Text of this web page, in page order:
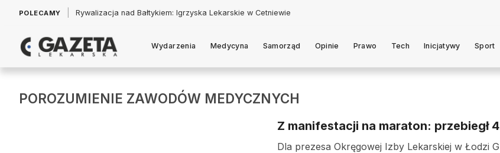
POLECAMY Łukasz Jankowski: Politycy w pogoni za króliczkiem
Wydarzenia Medycyna Samorząd Opinie Prawo Tech Inicjatywy Sport
POROZUMIENIE ZAWODÓW MEDYCZNYCH
Z manifestacji na maraton: przebiegł
Dla prezesa Okręgowej Izby Lekarskiej w Łodzi